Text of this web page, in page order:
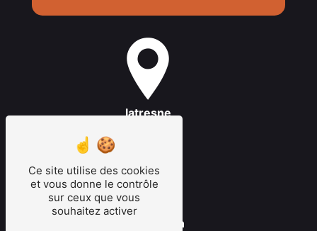
latresne
saint-émilion
Ce site utilise des cookies
et vous donne le contrôle
sur ceux que vous
souhaitez activer